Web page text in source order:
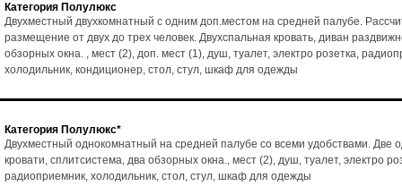
Категория Полулюкс
Двухместный двухкомнатный с одним доп.местом на средней палубе.
размещение от двух до трех человек. Двухспальная кровать, диван
обзорных окна. , мест (2), доп. мест (1), душ, туалет, электро розетка,
холодильник, кондиционер, стол, стул, шкаф для одежды
Категория Полулюкс*
Двухместный однокомнатный на средней палубе со всеми удобствами. Две
кровати, сплитсистема, два обзорных окна., мест (2), душ, туалет, электро
радиоприемник, холодильник, стол, стул, шкаф для одежды